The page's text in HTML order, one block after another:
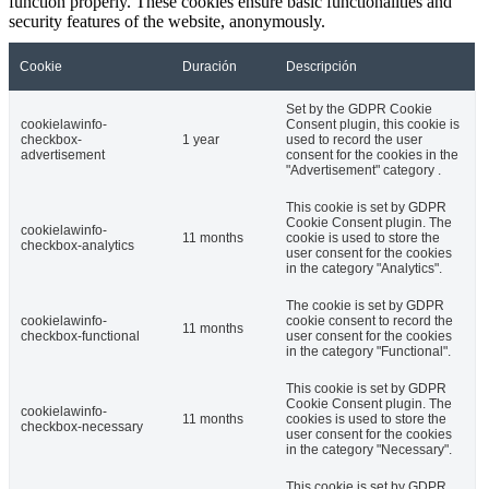
security features of the website, anonymously.
Cookie Duración Descripción
cookielawinfo-
checkbox-
advertisement
1 year
Set by the GDPR Cookie
Consent plugin, this cookie is
used to record the user
consent for the cookies in the
"Advertisement" category .
cookielawinfo-
checkbox-analytics
11 months
This cookie is set by GDPR
Cookie Consent plugin. The
cookie is used to store the
user consent for the cookies
in the category "Analytics".
cookielawinfo-
checkbox-functional
11 months
The cookie is set by GDPR
cookie consent to record the
user consent for the cookies
in the category "Functional".
cookielawinfo-
checkbox-necessary
11 months
This cookie is set by GDPR
Cookie Consent plugin. The
cookies is used to store the
user consent for the cookies
in the category "Necessary".